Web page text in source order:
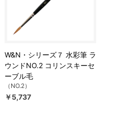
W&N・シリーズ７ 水彩筆 ラ
ウンドNO.2 コリンスキーセ
ーブル毛
（NO.2）
￥5,737